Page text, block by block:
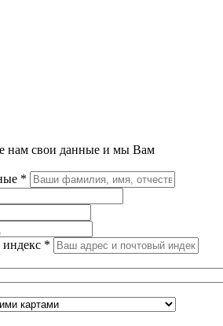
нам свои данные и мы Вам
*
*